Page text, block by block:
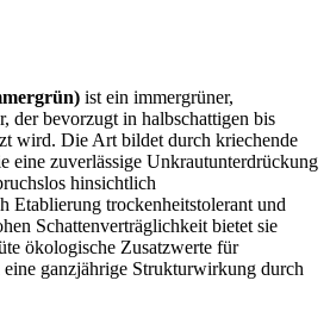
ist ein immergrüner,
der bevorzugt in halbschattigen bis
wird. Die Art bildet durch kriechende
eine zuverlässige Unkrautunterdrückung
hinsichtlich
Etablierung trockenheitstolerant und
Schattenverträglichkeit bietet sie
ökologische Zusatzwerte für
eine ganzjährige Strukturwirkung durch